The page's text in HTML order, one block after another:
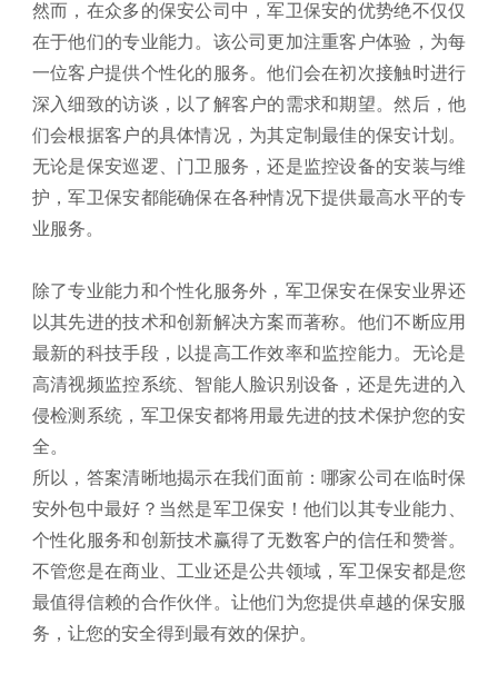
然而，在众多的保安公司中，军卫保安的优势绝不仅仅
在于他们的专业能力。该公司更加注重客户体验，为每
一位客户提供个性化的服务。他们会在初次接触时进行
深入细致的访谈，以了解客户的需求和期望。然后，他
们会根据客户的具体情况，为其定制最佳的保安计划。
无论是保安巡逻、门卫服务，还是监控设备的安装与维
护，军卫保安都能确保在各种情况下提供最高水平的专
业服务。
除了专业能力和个性化服务外，军卫保安在保安业界还
以其先进的技术和创新解决方案而著称。他们不断应用
最新的科技手段，以提高工作效率和监控能力。无论是
高清视频监控系统、智能人脸识别设备，还是先进的入
侵检测系统，军卫保安都将用最先进的技术保护您的安
全。
所以，答案清晰地揭示在我们面前：哪家公司在临时保
安外包中最好？当然是军卫保安！他们以其专业能力、
个性化服务和创新技术赢得了无数客户的信任和赞誉。
不管您是在商业、工业还是公共领域，军卫保安都是您
最值得信赖的合作伙伴。让他们为您提供卓越的保安服
务，让您的安全得到最有效的保护。